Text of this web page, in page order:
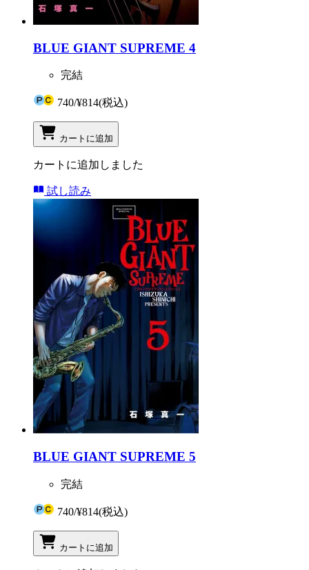
BLUE GIANT SUPREME 4
完結
740/¥814(税込)
カートに追加
カートに追加しました
試し読み
BLUE GIANT SUPREME 5
完結
740/¥814(税込)
カートに追加